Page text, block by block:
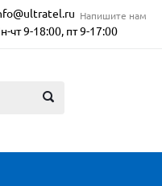
Напишите нам
чт 9-18:00, пт 9-17:00